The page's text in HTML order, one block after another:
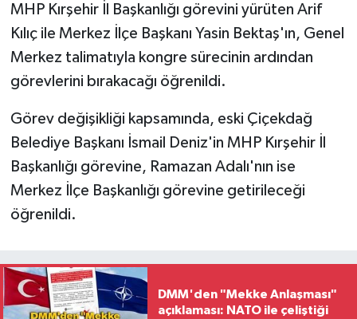
güçlüdür'
MHP Kırşehir İl Başkanlığı görevini yürüten Arif
Kılıç ile Merkez İlçe Başkanı Yasin Bektaş'ın, Genel
Merkez talimatıyla kongre sürecinin ardından
görevlerini bırakacağı öğrenildi.
Görev değişikliği kapsamında, eski Çiçekdağ
Belediye Başkanı İsmail Deniz'in MHP Kırşehir İl
Başkanlığı görevine, Ramazan Adalı'nın ise
Merkez İlçe Başkanlığı görevine getirileceği
öğrenildi.
DMM'den "Mekke Anlaşması"
açıklaması: NATO ile çeliştiği